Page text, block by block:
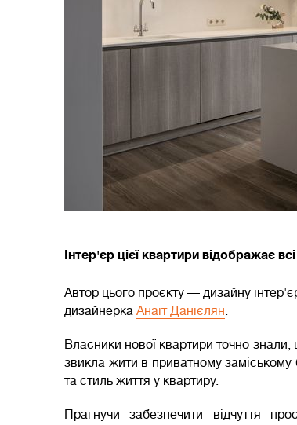
Інтер'єр цієї квартири відображає
Автор цього проєкту — дизайну
дизайнерка Анаіт Данієлян.
Власники нової квартири точно
звикла жити в приватному
та стиль життя у квартиру.
Прагнучи забезпечити відчуття